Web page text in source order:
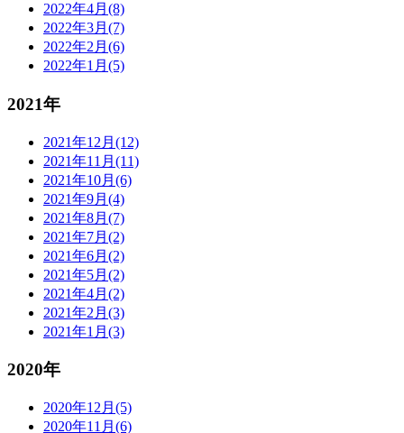
2022年4月(8)
2022年3月(7)
2022年2月(6)
2022年1月(5)
2021年
2021年12月(12)
2021年11月(11)
2021年10月(6)
2021年9月(4)
2021年8月(7)
2021年7月(2)
2021年6月(2)
2021年5月(2)
2021年4月(2)
2021年2月(3)
2021年1月(3)
2020年
2020年12月(5)
2020年11月(6)